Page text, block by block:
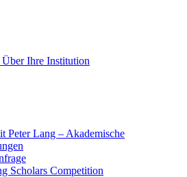
Über Ihre Institution
Peter Lang – Akademische
Scholars Competition